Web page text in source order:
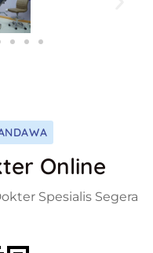
Online
Spesialis Segera